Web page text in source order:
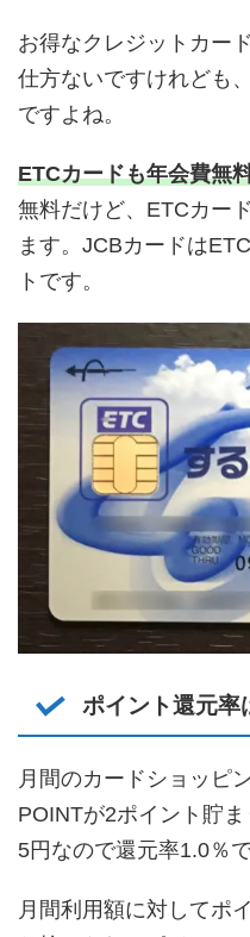
お得なクレジットカー
仕方ないですけれども
ですよね。
ETCカードも年会費無
無料だけど、ETCカー
ます。JCBカードは
トです。
ポイント還元率
月間のカードショッピ
POINTが2ポイント貯
5円なので還元率1.0％で
月間利用額に対してポ